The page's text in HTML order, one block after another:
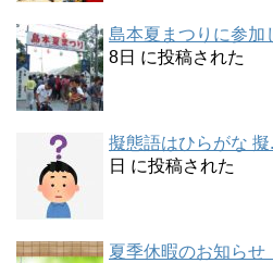
島本夏まつりに参加
8日 に投稿された
擬態語はひらがな 擬
日 に投稿された
夏季休暇のお知らせ